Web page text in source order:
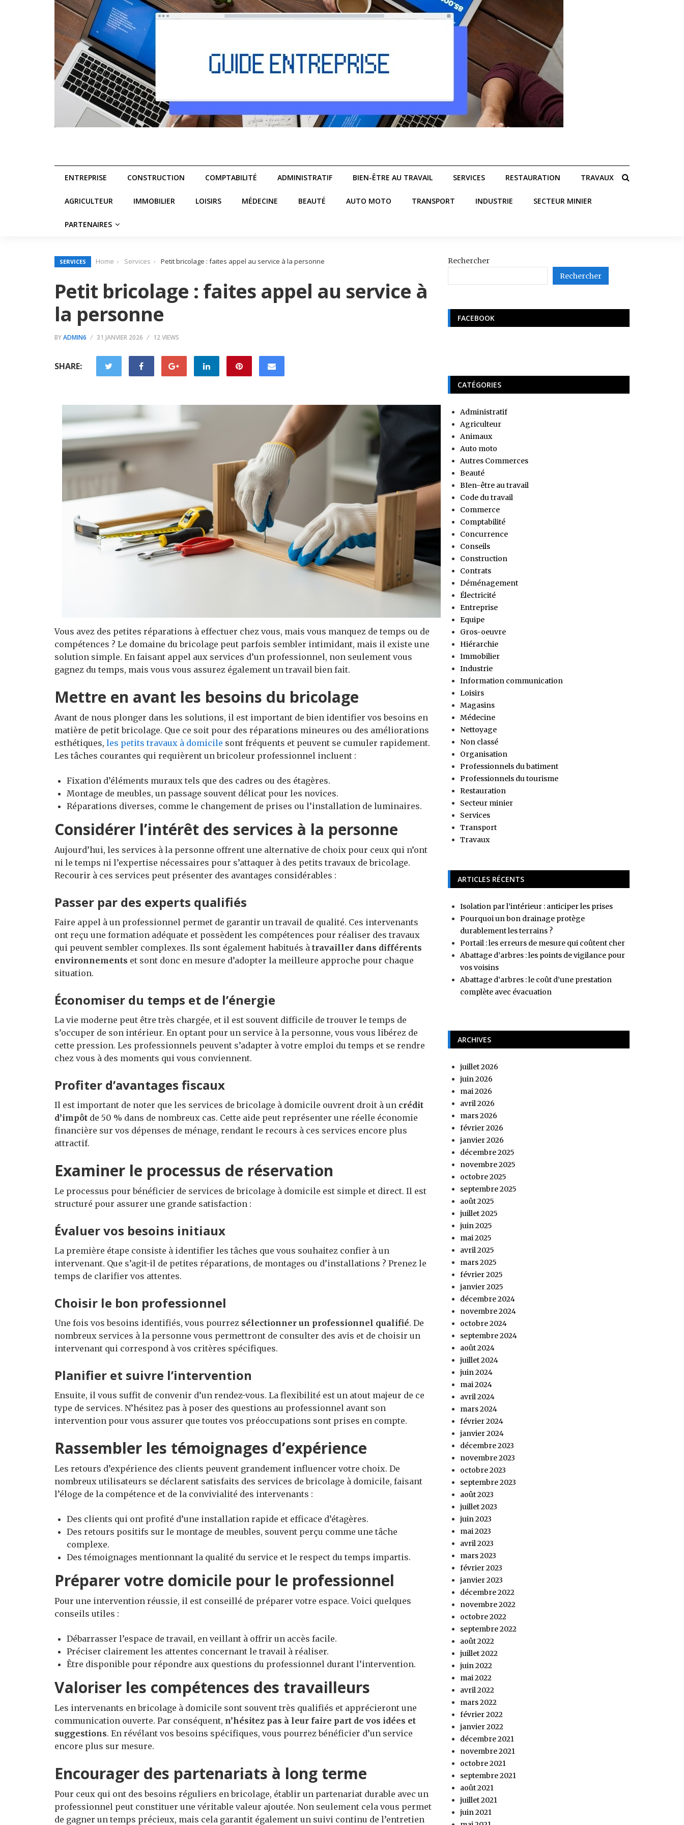
ENTREPRISE CONSTRUCTION COMPTABILITÉ ADMINISTRATIF BIEN-ÊTRE AU TRAVAIL SERVICES RESTAURATION TRAVAUX
AGRICULTEUR IMMOBILIER LOISIRS MÉDECINE BEAUTÉ AUTO MOTO TRANSPORT INDUSTRIE SECTEUR MINIER
PARTENAIRES
SERVICES Home Services Petit bricolage : faites appel au service à la personne
Petit bricolage : faites appel au service à
la personne
BYADMIN6 31 JANVIER 2026 12 VIEWS
SHARE:
Vous avez des petites réparations à effectuer chez vous, mais vous manquez de temps ou de
compétences ? Le domaine du bricolage peut parfois sembler intimidant, mais il existe une
solution simple. En faisant appel aux services d’un professionnel, non seulement vous
gagnez du temps, mais vous vous assurez également un travail bien fait.
Mettre en avant les besoins du bricolage
Avant de nous plonger dans les solutions, il est important de bien identifier vos besoins en
matière de petit bricolage. Que ce soit pour des réparations mineures ou des améliorations
esthétiques, les petits travaux à domicile sont fréquents et peuvent se cumuler rapidement.
Les tâches courantes qui requièrent un bricoleur professionnel incluent :
Fixation d’éléments muraux tels que des cadres ou des étagères.
Montage de meubles, un passage souvent délicat pour les novices.
Réparations diverses, comme le changement de prises ou l’installation de luminaires.
Considérer l’intérêt des services à la personne
Aujourd’hui, les services à la personne offrent une alternative de choix pour ceux qui n’ont
ni le temps ni l’expertise nécessaires pour s’attaquer à des petits travaux de bricolage.
Recourir à ces services peut présenter des avantages considérables :
Passer par des experts qualifiés
Faire appel à un professionnel permet de garantir un travail de qualité. Ces intervenants
ont reçu une formation adéquate et possèdent les compétences pour réaliser des travaux
qui peuvent sembler complexes. Ils sont également habitués à travailler dans différents
environnements et sont donc en mesure d’adopter la meilleure approche pour chaque
situation.
Économiser du temps et de l’énergie
La vie moderne peut être très chargée, et il est souvent difficile de trouver le temps de
s’occuper de son intérieur. En optant pour un service à la personne, vous vous libérez de
cette pression. Les professionnels peuvent s’adapter à votre emploi du temps et se rendre
chez vous à des moments qui vous conviennent.
Profiter d’avantages fiscaux
Il est important de noter que les services de bricolage à domicile ouvrent droit à un crédit
d’impôt de 50 % dans de nombreux cas. Cette aide peut représenter une réelle économie
financière sur vos dépenses de ménage, rendant le recours à ces services encore plus
attractif.
Examiner le processus de réservation
Le processus pour bénéficier de services de bricolage à domicile est simple et direct. Il est
structuré pour assurer une grande satisfaction :
Évaluer vos besoins initiaux
La première étape consiste à identifier les tâches que vous souhaitez confier à un
intervenant. Que s’agit-il de petites réparations, de montages ou d’installations ? Prenez le
temps de clarifier vos attentes.
Choisir le bon professionnel
Une fois vos besoins identifiés, vous pourrez sélectionner un professionnel qualifié. De
nombreux services à la personne vous permettront de consulter des avis et de choisir un
intervenant qui correspond à vos critères spécifiques.
Planifier et suivre l’intervention
Ensuite, il vous suffit de convenir d’un rendez-vous. La flexibilité est un atout majeur de ce
type de services. N’hésitez pas à poser des questions au professionnel avant son
intervention pour vous assurer que toutes vos préoccupations sont prises en compte.
Rassembler les témoignages d’expérience
Les retours d’expérience des clients peuvent grandement influencer votre choix. De
nombreux utilisateurs se déclarent satisfaits des services de bricolage à domicile, faisant
l’éloge de la compétence et de la convivialité des intervenants :
Des clients qui ont profité d’une installation rapide et efficace d’étagères.
Des retours positifs sur le montage de meubles, souvent perçu comme une tâche
complexe.
Des témoignages mentionnant la qualité du service et le respect du temps impartis.
Préparer votre domicile pour le professionnel
Pour une intervention réussie, il est conseillé de préparer votre espace. Voici quelques
conseils utiles :
Débarrasser l’espace de travail, en veillant à offrir un accès facile.
Préciser clairement les attentes concernant le travail à réaliser.
Être disponible pour répondre aux questions du professionnel durant l’intervention.
Valoriser les compétences des travailleurs
Les intervenants en bricolage à domicile sont souvent très qualifiés et apprécieront une
communication ouverte. Par conséquent, n’hésitez pas à leur faire part de vos idées et
suggestions. En révélant vos besoins spécifiques, vous pourrez bénéficier d’un service
encore plus sur mesure.
Encourager des partenariats à long terme
Pour ceux qui ont des besoins réguliers en bricolage, établir un partenariat durable avec un
professionnel peut constituer une véritable valeur ajoutée. Non seulement cela vous permet
de gagner un temps précieux, mais cela garantit également un suivi continu de l’entretien
Rechercher
Rechercher
FACEBOOK
CATÉGORIES
Administratif
Agriculteur
Animaux
Auto moto
Autres Commerces
Beauté
BIen-être au travail
Code du travail
Commerce
Comptabilité
Concurrence
Conseils
Construction
Contrats
Déménagement
Électricité
Entreprise
Equipe
Gros-oeuvre
Hiérarchie
Immobilier
Industrie
Information communication
Loisirs
Magasins
Médecine
Nettoyage
Non classé
Organisation
Professionnels du batiment
Professionnels du tourisme
Restauration
Secteur minier
Services
Transport
Travaux
ARTICLES RÉCENTS
Isolation par l’intérieur : anticiper les prises
Pourquoi un bon drainage protège
durablement les terrains ?
Portail : les erreurs de mesure qui coûtent cher
Abattage d’arbres : les points de vigilance pour
vos voisins
Abattage d’arbres : le coût d’une prestation
complète avec évacuation
ARCHIVES
juillet 2026
juin 2026
mai 2026
avril 2026
mars 2026
février 2026
janvier 2026
décembre 2025
novembre 2025
octobre 2025
septembre 2025
août 2025
juillet 2025
juin 2025
mai 2025
avril 2025
mars 2025
février 2025
janvier 2025
décembre 2024
novembre 2024
octobre 2024
septembre 2024
août 2024
juillet 2024
juin 2024
mai 2024
avril 2024
mars 2024
février 2024
janvier 2024
décembre 2023
novembre 2023
octobre 2023
septembre 2023
août 2023
juillet 2023
juin 2023
mai 2023
avril 2023
mars 2023
février 2023
janvier 2023
décembre 2022
novembre 2022
octobre 2022
septembre 2022
août 2022
juillet 2022
juin 2022
mai 2022
avril 2022
mars 2022
février 2022
janvier 2022
décembre 2021
novembre 2021
octobre 2021
septembre 2021
août 2021
juillet 2021
juin 2021